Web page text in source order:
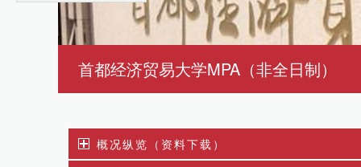
首都经济贸易大学MPA（非全日制）
概况纵览（资料下载）